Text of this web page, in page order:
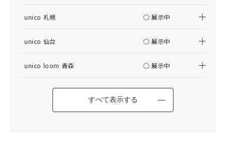
unico 札幌 ○ 展示中
unico 仙台 ○ 展示中
unico loom 青森 ○ 展示中
すべて表示する